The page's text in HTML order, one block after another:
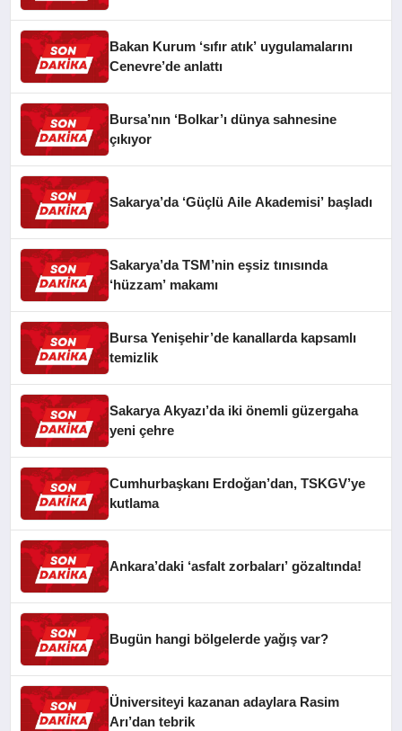
Bakan Kurum ‘sıfır atık’ uygulamalarını
Cenevre’de anlattı
Bursa’nın ‘Bolkar’ı dünya sahnesine
çıkıyor
Sakarya’da ‘Güçlü Aile Akademisi’ başladı
Sakarya’da TSM’nin eşsiz tınısında
‘hüzzam’ makamı
Bursa Yenişehir’de kanallarda kapsamlı
temizlik
Sakarya Akyazı’da iki önemli güzergaha
yeni çehre
Cumhurbaşkanı Erdoğan’dan, TSKGV’ye
kutlama
Ankara’daki ‘asfalt zorbaları’ gözaltında!
Bugün hangi bölgelerde yağış var?
Üniversiteyi kazanan adaylara Rasim
Arı’dan tebrik